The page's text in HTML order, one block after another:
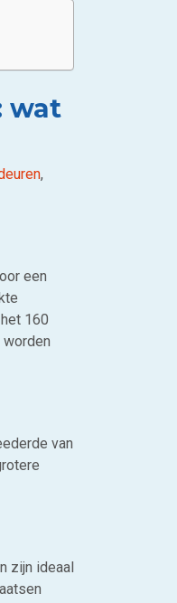
wat
,
een
160
van
zijn ideaal